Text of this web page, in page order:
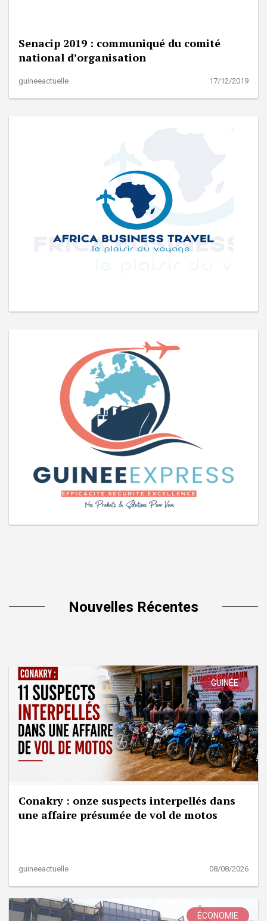
Senacip 2019 : communiqué du comité
national d’organisation
guineeactuelle 17/12/2019
Nouvelles Récentes
GUINÉE
Conakry : onze suspects interpellés dans
une affaire présumée de vol de motos
guineeactuelle 08/08/2026
ÉCONOMIE